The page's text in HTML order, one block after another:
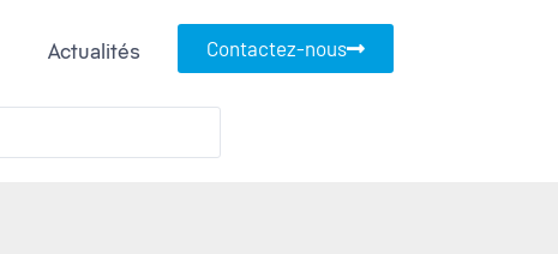
Actualités Contactez-nous